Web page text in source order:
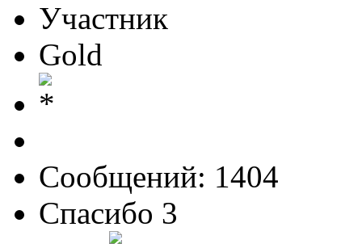
Участник
Gold
Сообщений: 1404
Спасибо 3